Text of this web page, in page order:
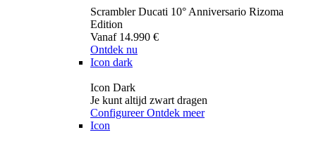
Scrambler Ducati 10° Anniversario Rizoma
Edition
Vanaf 14.990 €
Ontdek nu
Icon dark
Icon Dark
Je kunt altijd zwart dragen
Configureer Ontdek meer
Icon